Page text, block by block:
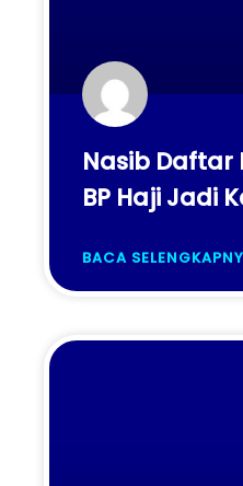
Nasib Daftar
BP Haji Jadi
BACA